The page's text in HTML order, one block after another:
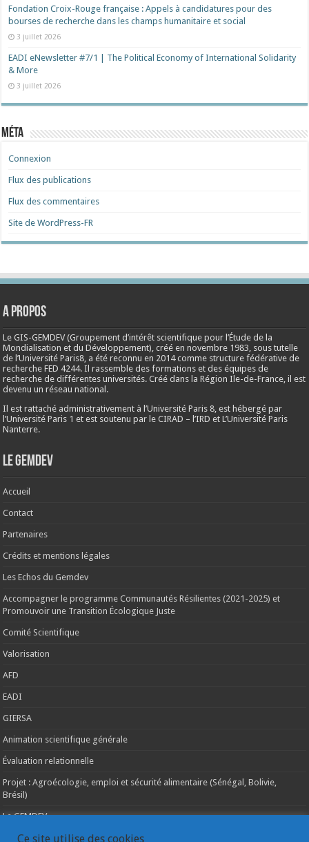
Fondation Croix-Rouge française : Appels à candidatures pour des
bourses de recherche dans les champs humanitaire et social
3 juillet 2026
EADI eNewsletter #7/1 | The Political Economy of International Solidarity
& More
3 juillet 2026
Méta
Connexion
Flux des publications
Flux des commentaires
Site de WordPress-FR
A propos
Le GIS-GEMDEV (Groupement d’intérêt scientifique pour l’Étude de la
Mondialisation et du Développement), créé ennovembre 1983 , sous tutelle
de l’Université Paris8, a été reconnu en 2014 comme structure fédérative de
recherche FED 4244. Il rassemble des formations et des équipes de
recherche de différentes universités. Créé dans la Région Ile-de-France, il est
devenu un réseau national.
Il est rattaché administrativement à l’Université Paris 8, est hébergé par
l’Université Paris 1 et est soutenu par le CIRAD – l’IRD et L’Université Paris
Nanterre.
Le Gemdev
Accueil
Contact
Partenaires
Crédits et mentions légales
Les Echos du Gemdev
Accompagner le programme Communautés Résilientes (2021-2025) et
Promouvoir une Transition Écologique Juste
Comité Scientifique
Valorisation
AFD
EADI
GIERSA
Animation scientifique générale
Évaluation relationnelle
Projet : Agroécologie, emploi et sécurité alimentaire (Sénégal, Bolivie,
Brésil)
Le GEMDEV
La pluridisciplinarité
Ce site utilise des cookies